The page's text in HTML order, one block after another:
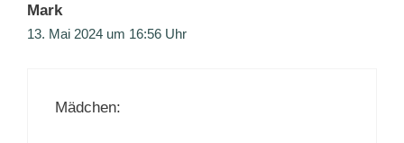
Mark
13. Mai 2024 um 16:56 Uhr
Mädchen: